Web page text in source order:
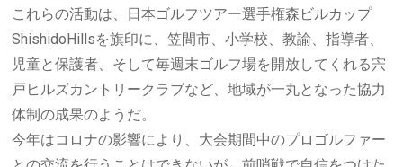
これらの活動は、日本ゴルフツアー選手権森ビルカップ
ShishidoHillsを旗印に、笠間市、小学校、教諭、指導者、
児童と保護者、そして毎週末ゴルフ場を開放してくれる宍
戸ヒルズカントリークラブなど、地域が一丸となった協力
体制の成果のようだ。
今年はコロナの影響により、大会期間中のプロゴルファー